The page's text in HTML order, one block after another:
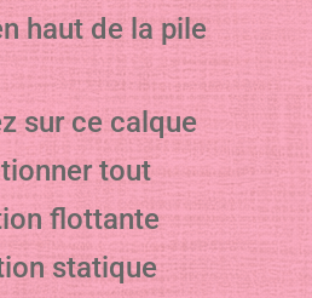
haut de la pile
sur ce calque
tout
flottante
statique